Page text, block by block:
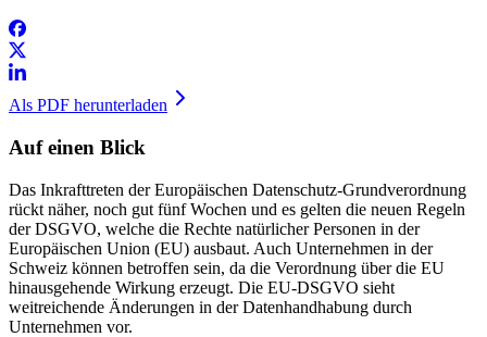
Als PDF herunterladen
Auf einen Blick
Das Inkrafttreten der Europäischen Datenschutz-Grundverordnung
rückt näher, noch gut fünf Wochen und es gelten die neuen Regeln
der DSGVO, welche die Rechte natürlicher Personen in der
Europäischen Union (EU) ausbaut. Auch Unternehmen in der
Schweiz können betroffen sein, da die Verordnung über die EU
hinausgehende Wirkung erzeugt. Die EU-DSGVO sieht
weitreichende Änderungen in der Datenhandhabung durch
Unternehmen vor.